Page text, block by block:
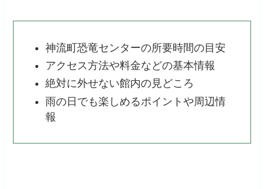
神流町恐竜センターの所要時間の目安
アクセス方法や料金などの基本情報
絶対に外せない館内の見どころ
雨の日でも楽しめるポイントや周辺情
報